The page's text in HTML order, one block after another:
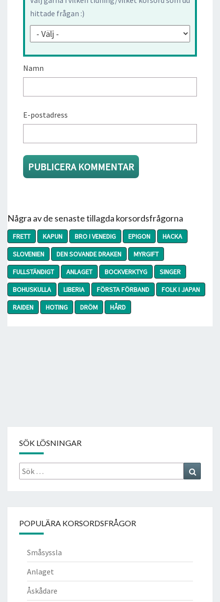
hittade frågan :)
Namn
E-postadress
Några av de senaste tillagda korsordsfrågorna
FRETT KAPUN BRO I VENEDIG EPIGON
HACKA
SLOVENIEN
DEN SOVANDE DRAKEN
MYRGIFT
FULLSTÄNDIGT
ANLAGET BOCKVERKTYG
SINGER
BOHUSKULLA
LIBERIA FÖRSTA FÖRBAND
FOLK I JAPAN
RAIDEN
HOTING DRÖM HÅRD
SÖK LÖSNINGAR
Sök
efter:
POPULÄRA KORSORDSFRÅGOR
Småsyssla
Anlaget
Åskådare